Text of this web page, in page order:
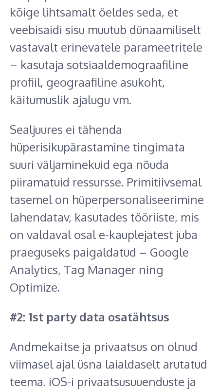
kõige lihtsamalt öeldes seda, et
veebisaidi sisu muutub dünaamiliselt
vastavalt erinevatele parameetritele
– kasutaja sotsiaaldemograafiline
profiil, geograafiline asukoht,
käitumuslik ajalugu vm.
Sealjuures ei tähenda
hüperisikupärastamine tingimata
suuri väljaminekuid ega nõuda
piiramatuid ressursse. Primitiivsemal
tasemel on hüperpersonaliseerimine
lahendatav, kasutades tööriiste, mis
on valdaval osal e-kauplejatest juba
praeguseks paigaldatud – Google
Analytics, Tag Manager ning
Optimize.
#2: 1st party data osatähtsus
Andmekaitse ja privaatsus on olnud
viimasel ajal üsna laialdaselt arutatud
teema. iOS-i privaatsusuuenduste ja